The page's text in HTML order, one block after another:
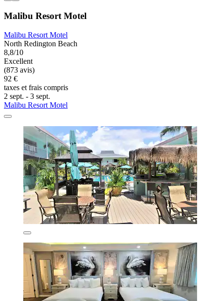
Malibu Resort Motel
Malibu Resort Motel
North Redington Beach
8,8/10
Excellent
(873 avis)
92 €
taxes et frais compris
2 sept. - 3 sept.
Malibu Resort Motel